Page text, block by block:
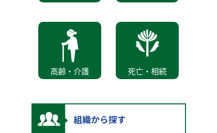
高齢・介護 死亡・相続
組織から探す